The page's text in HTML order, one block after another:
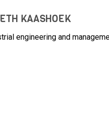
KAASHOEK
engineering and